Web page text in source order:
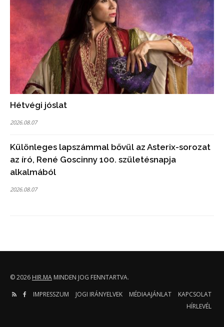
Hétvégi jóslat
2026.08.07
Különleges lapszámmal bővül az Asterix-sorozat
az író, René Goscinny 100. születésnapja
alkalmából
2026.08.07
© 2026 HIR.MA MINDEN JOG FENNTARTVA.
IMPRESSZUM
JOGI IRÁNYELVEK MÉDIAAJÁNLAT
KAPCSOLAT
HÍRLEVÉL